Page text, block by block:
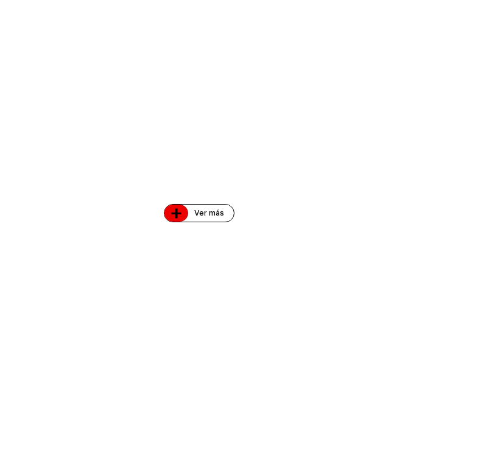
+ Ver más